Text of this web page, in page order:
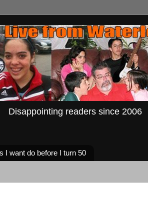
Disappointing readers since 2006
I want do before I turn 50